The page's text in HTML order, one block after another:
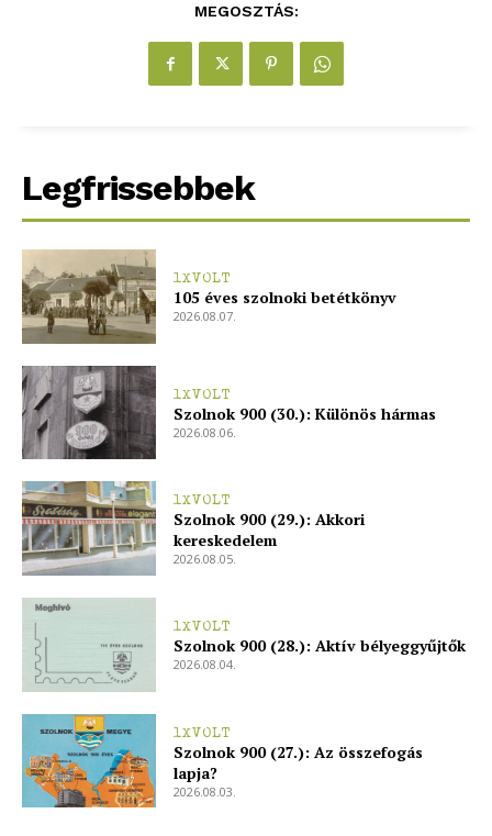
MEGOSZTÁS:
Legfrissebbek
1XVOLT
105 éves szolnoki betétkönyv
2026.08.07.
1XVOLT
Szolnok 900 (30.): Különös hármas
2026.08.06.
1XVOLT
Szolnok 900 (29.): Akkori
kereskedelem
2026.08.05.
1XVOLT
Szolnok 900 (28.): Aktív bélyeggyűjtők
2026.08.04.
1XVOLT
Szolnok 900 (27.): Az összefogás
lapja?
2026.08.03.